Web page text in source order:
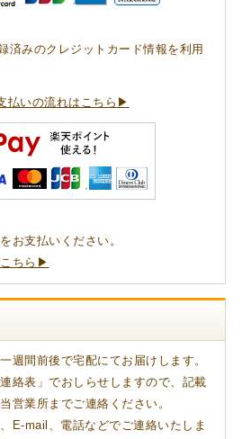
済みのクレジットカード情報を利用
払いの流れはこちら▶
お支払いください。
ちら▶
週間前後で宅配にてお届けします。
絡表」でおしらせしますので、記載
営業所までご連絡ください。
E-mail、電話などでご連絡いたしま